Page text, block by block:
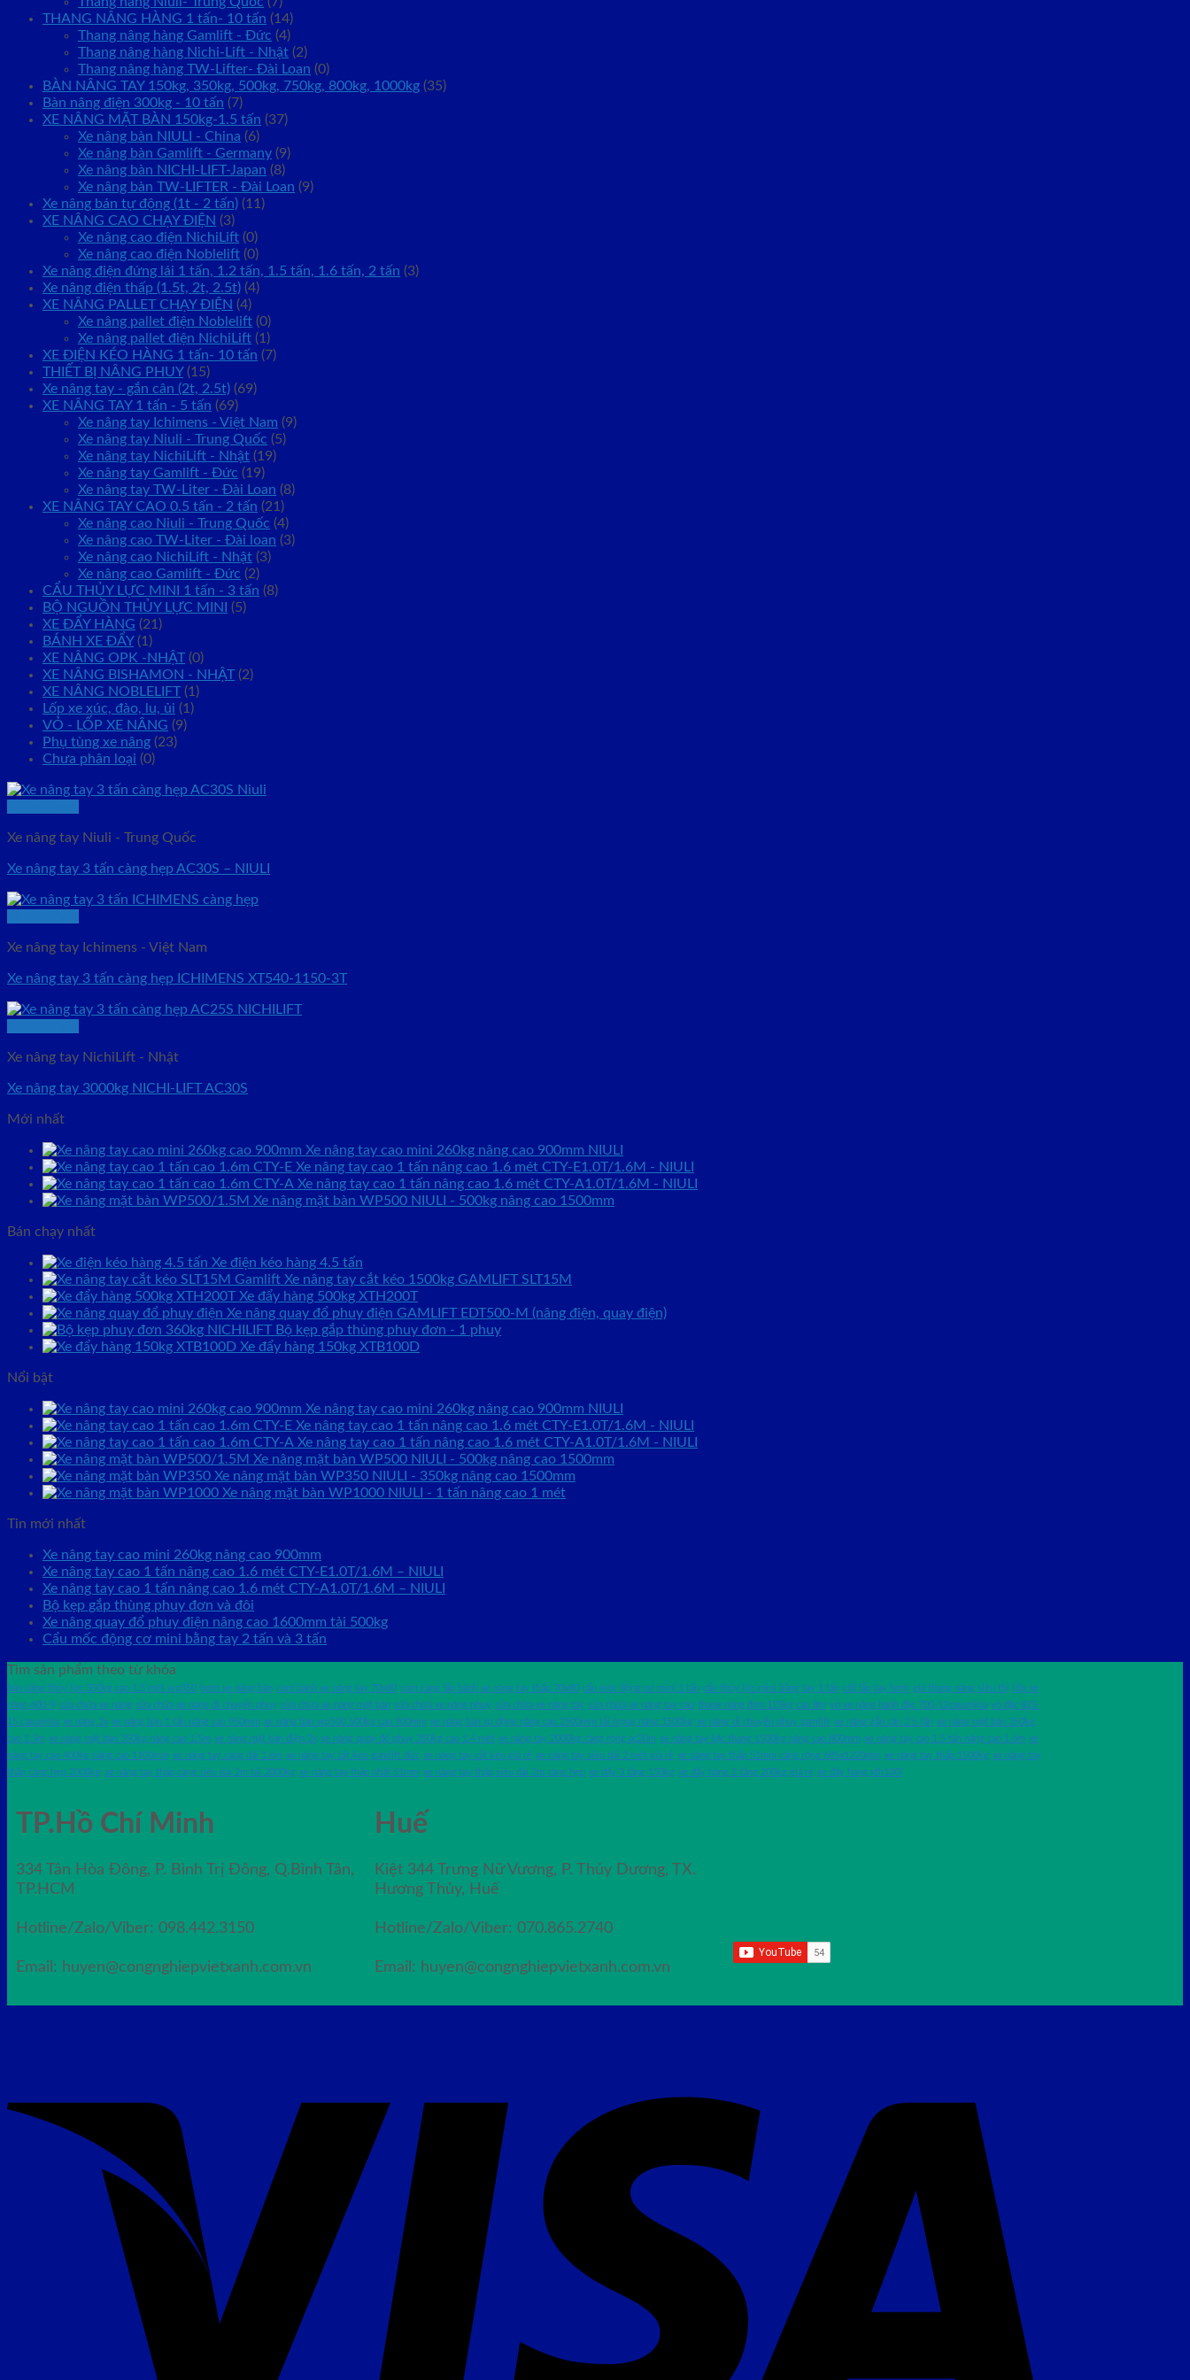
THANG NÂNG HÀNG 1 tấn- 10 tấn (14)
Thang nâng hàng Gamlift - Đức (4)
Thang nâng hàng Nichi-Lift - Nhật (2)
Thang nâng hàng TW-Lifter- Đài Loan (0)
BÀN NÂNG TAY 150kg, 350kg, 500kg, 750kg, 800kg, 1000kg (35)
Bàn nâng điện 300kg - 10 tấn (7)
XE NÂNG MẶT BÀN 150kg-1.5 tấn (37)
Xe nâng bàn NIULI - China (6)
Xe nâng bàn Gamlift - Germany (9)
Xe nâng bàn NICHI-LIFT-Japan (8)
Xe nâng bàn TW-LIFTER - Đài Loan (9)
Xe nâng bán tự động (1t - 2 tấn) (11)
XE NÂNG CAO CHẠY ĐIỆN (3)
Xe nâng cao điện NichiLift (0)
Xe nâng cao điện Noblelift (0)
Xe nâng điện đứng lái 1 tấn, 1.2 tấn, 1.5 tấn, 1.6 tấn, 2 tấn (3)
Xe nâng điện thấp (1.5t, 2t, 2.5t) (4)
XE NÂNG PALLET CHẠY ĐIỆN (4)
Xe nâng pallet điện Noblelift (0)
Xe nâng pallet điện NichiLift (1)
XE ĐIỆN KÉO HÀNG 1 tấn- 10 tấn (7)
THIẾT BỊ NÂNG PHUY (15)
Xe nâng tay - gắn cân (2t, 2.5t) (69)
XE NÂNG TAY 1 tấn - 5 tấn (69)
Xe nâng tay Ichimens - Việt Nam (9)
Xe nâng tay Niuli - Trung Quốc (5)
Xe nâng tay NichiLift - Nhật (19)
Xe nâng tay Gamlift - Đức (19)
Xe nâng tay TW-Liter - Đài Loan (8)
XE NÂNG TAY CAO 0.5 tấn - 2 tấn (21)
Xe nâng cao Niuli - Trung Quốc (4)
Xe nâng cao TW-Liter - Đài loan (3)
Xe nâng cao NichiLift - Nhật (3)
Xe nâng cao Gamlift - Đức (2)
CẨU THỦY LỰC MINI 1 tấn - 3 tấn (8)
BỘ NGUỒN THỦY LỰC MINI
(5)
XE ĐẨY HÀNG (21)
BÁNH XE ĐẨY (1)
XE NÂNG OPK -NHẬT (0)
XE NÂNG BISHAMON - NHẬT (2)
XE NÂNG NOBLELIFT (1)
Lốp xe xúc, đào, lu, ủi (1)
VỎ - LỐP XE NÂNG (9)
Phụ tùng xe nâng (23)
Chưa phân loại (0)
Xe nâng tay Niuli - Trung Quốc
Xe nâng tay 3 tấn càng hẹp AC30S – NIULI
Xe nâng tay Ichimens - Việt Nam
Xe nâng tay 3 tấn càng hẹp ICHIMENS XT540-1150-3T
Xe nâng tay NichiLift - Nhật
Xe nâng tay 3000kg NICHI-LIFT AC30S
Mới nhất
Xe nâng tay cao mini 260kg nâng cao 900mm NIULI
Xe nâng tay cao 1 tấn nâng cao 1.6 mét CTY-E1.0T/1.6M - NIULI
Xe nâng tay cao 1 tấn nâng cao 1.6 mét CTY-A1.0T/1.6M - NIULI
Xe nâng mặt bàn WP500 NIULI - 500kg nâng cao 1500mm
Bán chạy nhất
Xe điện kéo hàng 4.5 tấn
Xe nâng tay cắt kéo 1500kg GAMLIFT SLT15M
Xe đẩy hàng 500kg XTH200T
Xe nâng quay đổ phuy điện GAMLIFT EDT500-M (nâng điện, quay điện)
Bộ kẹp gắp thùng phuy đơn - 1 phuy
Xe đẩy hàng 150kg XTB100D
Nổi bật
Xe nâng tay cao mini 260kg nâng cao 900mm NIULI
Xe nâng tay cao 1 tấn nâng cao 1.6 mét CTY-E1.0T/1.6M - NIULI
Xe nâng tay cao 1 tấn nâng cao 1.6 mét CTY-A1.0T/1.6M - NIULI
Xe nâng mặt bàn WP500 NIULI - 500kg nâng cao 1500mm
Xe nâng mặt bàn WP350 NIULI - 350kg nâng cao 1500mm
Xe nâng mặt bàn WP1000 NIULI - 1 tấn nâng cao 1 mét
Tin mới nhất
Xe nâng tay cao mini 260kg nâng cao 900mm
Xe nâng tay cao 1 tấn nâng cao 1.6 mét CTY-E1.0T/1.6M – NIULI
Xe nâng tay cao 1 tấn nâng cao 1.6 mét CTY-A1.0T/1.6M – NIULI
Bộ kẹp gắp thùng phuy đơn và đôi
Xe nâng quay đổ phuy điện nâng cao 1600mm tải 500kg
Cẩu mốc động cơ mini bằng tay 2 tấn và 3 tấn
Tìm sản phẩm theo từ khóa
bàn nâng thủy lực 350kg cao 1.5 mét wp350 bơm xe nâng bàn cùm bánh xe nâng tay 70x80 cùm càng lắp bánh xe nâng tay thấp 70x80 cẩu móc động cơ mini 1 tấn cẩu thủy lực mini bằng tay 1 tấn cốt lắp tay bơm giá thang nâng siêu thị
lốp xe
nâng 600-9 sửa chữa xe nâng sửa chữa xe nâng di chuyển phuy sửa chữa xe nâng mặt bàn sửa chữa xe nâng phuy sửa chữa xe nâng tay sửa chữa xe nâng tay cao thang nâng đơn 125kg cao 8m vỏ xe nâng bánh đặc 700-12casumina vỏ đặc 825-
15 casumina xe nâng 2x xe nâng bàn 1 tấn nâng cao 950mm xe nâng bàn wp500 500kg cao 900mm xe nâng bán tự động nâng cao 2500mm tải trọng nâng 1500kg xe nâng di chuyển phuy gamlift xe nâng gắn cân 2.5 tấn xe nâng mặt bàn 350kg
cao 1.5m xe nâng mặt bàn 350kg nâng cao 1.5m xe nâng mặt bàn điện 2x xe nâng quay đổ phuy 350kg cao 1.4 mét xe nâng tay 2000kg càng rộng ac20m xe nâng tay bậc thang 1500kg nâng cao 800mm xe nâng tay cao 1.5 tấn nâng cao 1.6m xe
nâng tay cao 400kg nâng cao 1100mm xe nâng tay càng dài 1.6m xe nâng tay cắt kéo gamlift đức xe nâng tay cắt kéo giá rẻ xe nâng tay siêu dài 2 mét giá rẻ xe nâng tay thấp 51mm càng rộng 685x1220mm xe nâng tay thấp 1500kg xe nâng tay
thấp càng hẹp 2000kg xe nâng tay thấp càng siêu dài 2m tải 2000kg xe nâng tay thấp nhất 51mm xe nâng tay thấp siêu dài 2m càng hẹp xe đẩy 3 tầng 150kg xe đẩy hàng 2 tầng 200kg giá rẻ xe đẩy hàng xth130l
TP.Hồ Chí Minh
334 Tân Hòa Đông, P. Bình Trị Đông, Q.Bình Tân,
TP.HCM
Hotline/Zalo/Viber: 098.442.3150
Email: huyen@congnghiepvietxanh.com.vn
Huế
Kiệt 344 Trưng Nữ Vương, P. Thủy Dương, TX.
Hương Thủy, Huế
Hotline/Zalo/Viber: 070.865.2740
Email: huyen@congnghiepvietxanh.com.vn